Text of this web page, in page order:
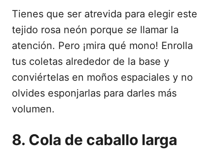
Tienes que ser atrevida para elegir este
tejido rosa neón porque se llamar la
atención. Pero ¡mira qué mono! Enrolla
tus coletas alrededor de la base y
conviértelas en moños espaciales y no
olvides esponjarlas para darles más
volumen.
8. Cola de caballo larga